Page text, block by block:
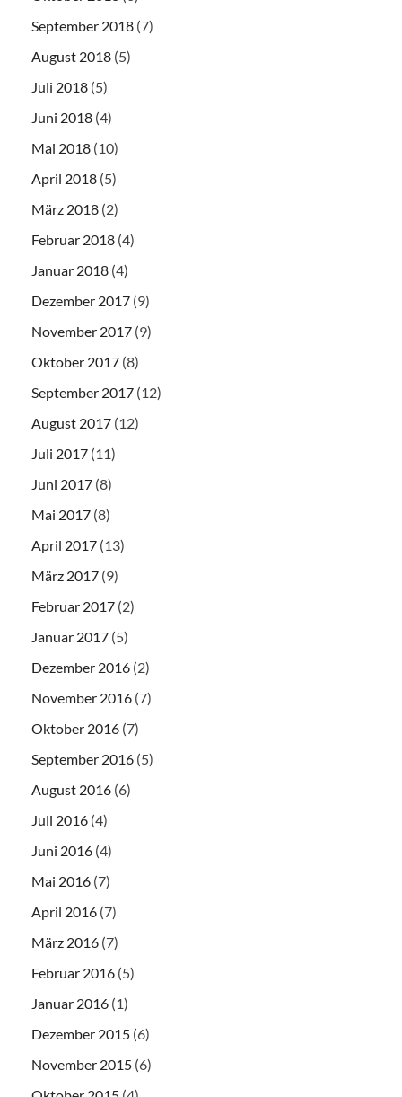
September 2018 (7)
August 2018 (5)
Juli 2018 (5)
Juni 2018 (4)
Mai 2018 (10)
April 2018 (5)
März 2018 (2)
Februar 2018 (4)
Januar 2018 (4)
Dezember 2017 (9)
November 2017 (9)
Oktober 2017 (8)
September 2017 (12)
August 2017 (12)
Juli 2017 (11)
Juni 2017 (8)
Mai 2017 (8)
April 2017 (13)
März 2017 (9)
Februar 2017 (2)
Januar 2017 (5)
Dezember 2016 (2)
November 2016 (7)
Oktober 2016 (7)
September 2016 (5)
August 2016 (6)
Juli 2016 (4)
Juni 2016 (4)
Mai 2016 (7)
April 2016 (7)
März 2016 (7)
Februar 2016 (5)
Januar 2016 (1)
Dezember 2015 (6)
November 2015 (6)